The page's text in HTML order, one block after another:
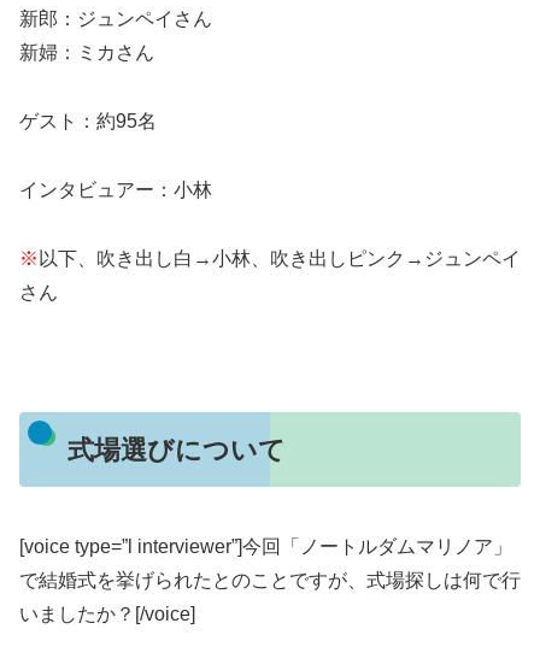
新郎：ジュンペイさん
新婦：ミカさん
ゲスト：約95名
インタビュアー：小林
※ 以下、吹き出し白→小林、吹き出しピンク→ジュンペイ
さん
式場選びについて
[voice type=”l interviewer”]今回「ノートルダムマリノア」
で結婚式を挙げられたとのことですが、式場探しは何で行
いましたか？[/voice]